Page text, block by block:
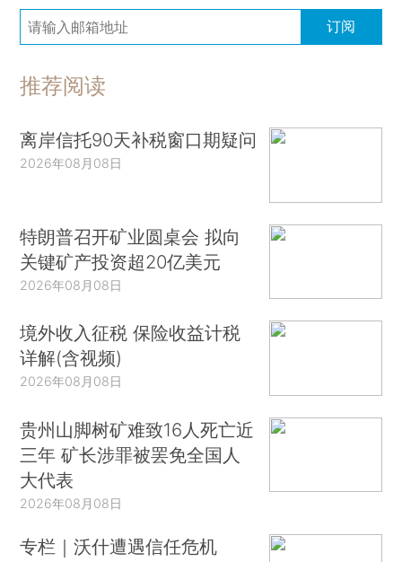
订阅
推荐阅读
离岸信托90天补税窗口期疑问
2026年08月08日
特朗普召开矿业圆桌会 拟向
关键矿产投资超20亿美元
2026年08月08日
境外收入征税 保险收益计税
详解(含视频)
2026年08月08日
贵州山脚树矿难致16人死亡近
三年 矿长涉罪被罢免全国人
大代表
2026年08月08日
专栏｜沃什遭遇信任危机